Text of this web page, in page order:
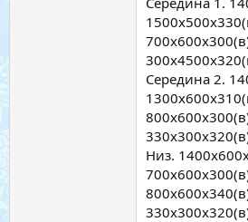
Середина 2.
Низ.